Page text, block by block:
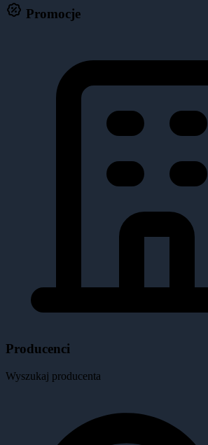
Promocje
Producenci
Wyszukaj producenta